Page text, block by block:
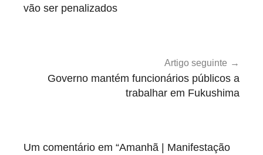
artigos
vão ser penalizados
Artigo seguinte
Governo mantém funcionários públicos a
trabalhar em Fukushima
Um comentário em “Amanhã | Manifestação